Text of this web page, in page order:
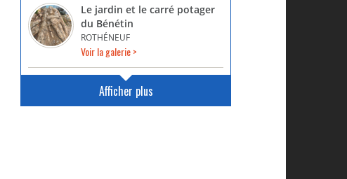
Le jardin et le carré potager
du Bénétin
ROTHÉNEUF
Voir la galerie >
Afficher plus